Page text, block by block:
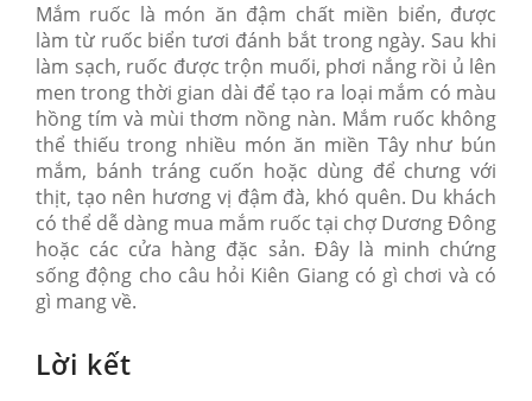
Mắm ruốc là món ăn đậm chất miền biển, được
làm từ ruốc biển tươi đánh bắt trong ngày. Sau khi
làm sạch, ruốc được trộn muối, phơi nắng rồi ủ lên
men trong thời gian dài để tạo ra loại mắm có màu
hồng tím và mùi thơm nồng nàn. Mắm ruốc không
thể thiếu trong nhiều món ăn miền Tây như bún
mắm, bánh tráng cuốn hoặc dùng để chưng với
thịt, tạo nên hương vị đậm đà, khó quên. Du khách
có thể dễ dàng mua mắm ruốc tại chợ Dương Đông
hoặc các cửa hàng đặc sản. Đây là minh chứng
sống động cho câu hỏi Kiên Giang có gì chơi và có
gì mang về.
Lời kết